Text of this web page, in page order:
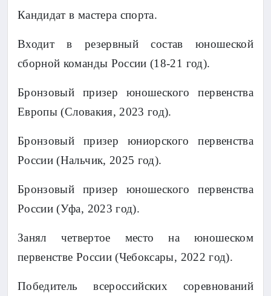
Кандидат в мастера спорта.
Входит в резервный состав юношеской
сборной команды России (18-21 год).
Бронзовый призер юношеского первенства
Европы (Словакия, 2023 год).
Бронзовый призер юниорского первенства
России (Нальчик, 2025 год).
Бронзовый призер юношеского первенства
России (Уфа, 2023 год).
Занял четвертое место на юношеском
первенстве России (Чебоксары, 2022 год).
Победитель всероссийских соревнований